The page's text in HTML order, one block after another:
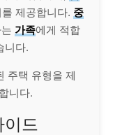
제공합니다. 중
가족에게 적합
니다.
주택 유형을 제
니다.
드